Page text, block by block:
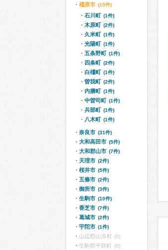
橿原市 (15件)
石川町 (1件)
木原町 (2件)
久米町 (1件)
光陽町 (1件)
五条野町 (1件)
四条町 (2件)
白橿町 (1件)
曽我町 (2件)
内膳町 (1件)
中曽司町 (1件)
兵部町 (1件)
八木町 (1件)
奈良市 (31件)
大和高田市 (5件)
大和郡山市 (7件)
天理市 (2件)
桜井市 (5件)
五條市 (2件)
御所市 (3件)
生駒市 (10件)
香芝市 (7件)
葛城市 (2件)
宇陀市 (1件)
山辺郡山添村 (0)
生駒郡平群町 (0)